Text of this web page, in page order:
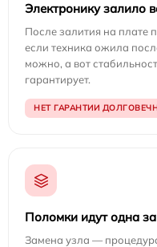
Электронику залило
После залития на плате
если техника ожила
можно, а вот
гарантирует.
НЕТ ГАРАНТИИ
Поломки идут одна
Замена узла —